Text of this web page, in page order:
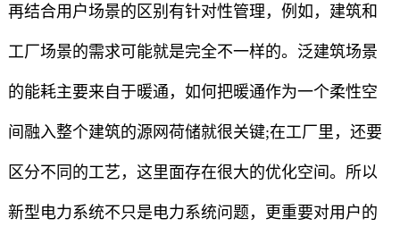
再结合用户场景的区别有针对性管理，例如，建筑和
工厂场景的需求可能就是完全不一样的。泛建筑场景
的能耗主要来自于暖通，如何把暖通作为一个柔性空
间融入整个建筑的源网荷储就很关键;在工厂里，还要
区分不同的工艺，这里面存在很大的优化空间。所以
新型电力系统不只是电力系统问题，更重要对用户的